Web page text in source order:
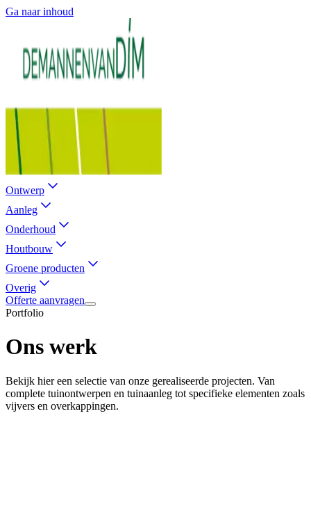
Ga naar inhoud
Ontwerp
Aanleg
Onderhoud
Houtbouw
Groene producten
Overig
Offerte aanvragen
Portfolio
Ons werk
Bekijk hier een selectie van onze gerealiseerde projecten. Van
complete tuinontwerpen en tuinaanleg tot specifieke elementen zoals
vijvers en overkappingen.